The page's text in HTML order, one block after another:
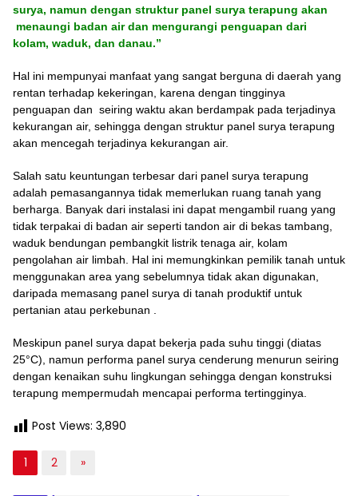
surya, namun dengan struktur panel surya terapung akan
menaungi badan air dan mengurangi penguapan dari
kolam, waduk, dan danau.”
Hal ini mempunyai manfaat yang sangat berguna di daerah yang
rentan terhadap kekeringan, karena dengan tingginya
penguapan dan seiring waktu akan berdampak pada terjadinya
kekurangan air, sehingga dengan struktur panel surya terapung
akan mencegah terjadinya kekurangan air.
Salah satu keuntungan terbesar dari panel surya terapung
adalah pemasangannya tidak memerlukan ruang tanah yang
berharga. Banyak dari instalasi ini dapat mengambil ruang yang
tidak terpakai di badan air seperti tandon air di bekas tambang,
waduk bendungan pembangkit listrik tenaga air, kolam
pengolahan air limbah. Hal ini memungkinkan pemilik tanah untuk
menggunakan area yang sebelumnya tidak akan digunakan,
daripada memasang panel surya di tanah produktif untuk
pertanian atau perkebunan .
Meskipun panel surya dapat bekerja pada suhu tinggi (diatas
25°C), namun performa panel surya cenderung menurun seiring
dengan kenaikan suhu lingkungan sehingga dengan konstruksi
terapung mempermudah mencapai performa tertingginya.
Post Views: 3,890
1 2 »